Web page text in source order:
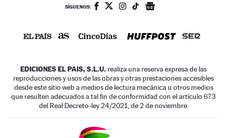
SÍGUENOS:
EDICIONES EL PAIS, S.L.U. realiza una reserva expresa de las
reproducciones y usos de las obras y otras prestaciones accesibles
desde este sitio web a medios de lectura mecánica u otros medios
que resulten adecuados a tal fin de conformidad con el artículo 67.3
del Real Decreto-ley 24/2021, de 2 de noviembre.